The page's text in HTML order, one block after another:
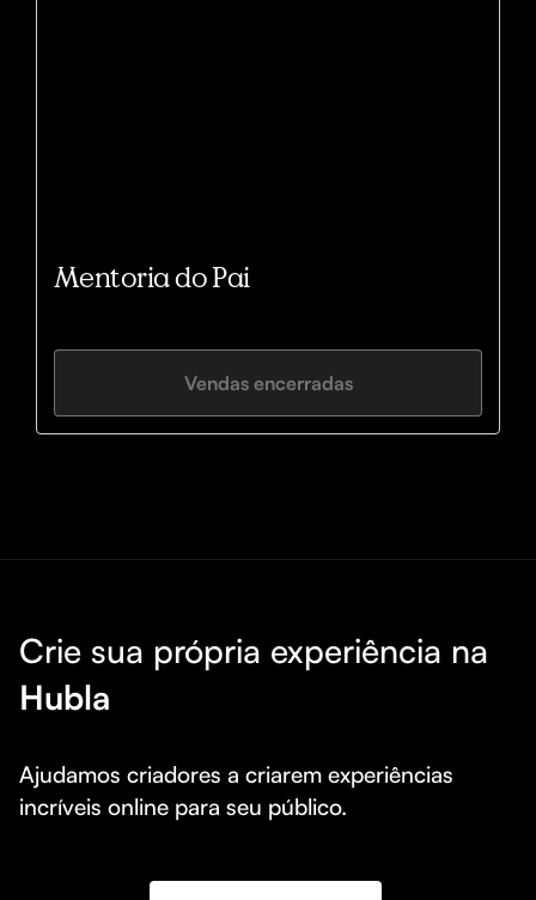
Mentoria do Pai
Vendas encerradas
Crie sua própria experiência na
Hubla
Ajudamos criadores a criarem experiências
incríveis online para seu público.